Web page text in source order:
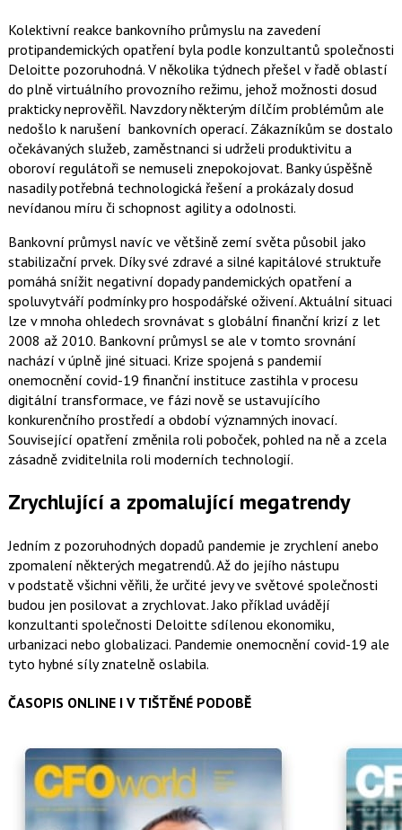
Kolektivní reakce bankovního průmyslu na zavedení
protipandemických opatření byla podle konzultantů společnosti
Deloitte pozoruhodná. V několika týdnech přešel v řadě oblastí
do plně virtuálního provozního režimu, jehož možnosti dosud
prakticky neprověřil. Navzdory některým dílčím problémům ale
nedošlo k narušení bankovních operací. Zákazníkům se dostalo
očekávaných služeb, zaměstnanci si udrželi produktivitu a
oboroví regulátoři se nemuseli znepokojovat. Banky úspěšně
nasadily potřebná technologická řešení a prokázaly dosud
nevídanou míru či schopnost agility a odolnosti.
Bankovní průmysl navíc ve většině zemí světa působil jako
stabilizační prvek. Díky své zdravé a silné kapitálové struktuře
pomáhá snížit negativní dopady pandemických opatření a
spoluvytváří podmínky pro hospodářské oživení. Aktuální situaci
lze v mnoha ohledech srovnávat s globální finanční krizí z let
2008 až 2010. Bankovní průmysl se ale v tomto srovnání
nachází v úplně jiné situaci. Krize spojená s pandemií
onemocnění covid-19 finanční instituce zastihla v procesu
digitální transformace, ve fázi nově se ustavujícího
konkurenčního prostředí a období významných inovací.
Související opatření změnila roli poboček, pohled na ně a zcela
zásadně zviditelnila roli moderních technologií.
Zrychlující a zpomalující megatrendy
Jedním z pozoruhodných dopadů pandemie je zrychlení anebo
zpomalení některých megatrendů. Až do jejího nástupu
v podstatě všichni věřili, že určité jevy ve světové společnosti
budou jen posilovat a zrychlovat. Jako příklad uvádějí
konzultanti společnosti Deloitte sdílenou ekonomiku,
urbanizaci nebo globalizaci. Pandemie onemocnění covid-19 ale
tyto hybné síly znatelně oslabila.
ČASOPIS ONLINE I V TIŠTĚNÉ PODOBĚ